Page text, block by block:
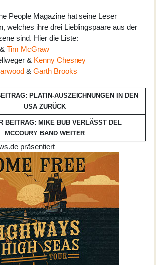
People Magazine hat seine Leser
welches ihre drei Lieblingspaare aus der
sind. Hier die Liste:
& Tim McGraw
& Kenny Chesney
& Garth Brooks
PLATIN-AUSZEICHNUNGEN IN DEN
USA ZURÜCK
BEITRAG: MIKE BUB VERLÄSST DEL
MCCOURY BAND WEITER
präsentiert